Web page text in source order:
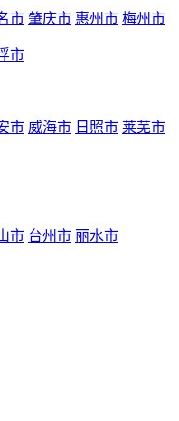
市 肇庆市 惠州市 梅州市
市
市 威海市 日照市 莱芜市
市 台州市 丽水市